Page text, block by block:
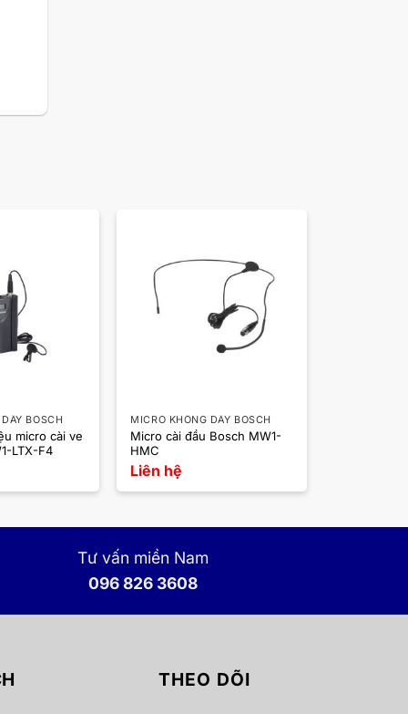
BOSCH
micro cài ve
LTX-F4
MICRO KHÔNG DÂY BOSCH
Micro cài đầu Bosch MW1-
HMC
Liên hệ
Tư vấn miền Nam
096 826 3608
THEO DÕI